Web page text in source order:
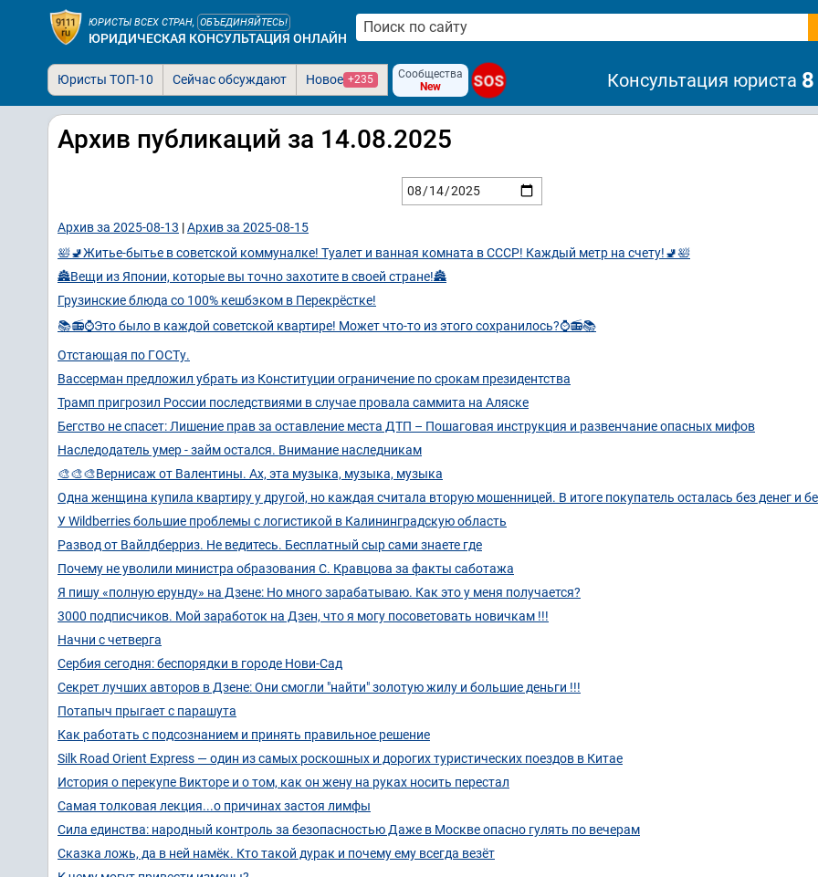
ЮРИСТЫ ВСЕХ СТРАН, ОБЪЕДИНЯЙТЕСЬ!
ЮРИДИЧЕСКАЯ КОНСУЛЬТАЦИЯ ОНЛАЙН
Юристы ТОП-10 Сейчас обсуждают Новое +235
Сообщества
New
SOS Консультация юриста
Архив публикаций за 14.08.2025
Архив за 2025-08-13 |Архив за 2025-08-15
🛀🚽Житье-бытье в советской коммуналке! Туалет и ванная комната в СССР! Каждый метр на счету!🚽🛀
🏯Вещи из Японии, которые вы точно захотите в своей стране!🏯
Грузинские блюда со 100% кешбэком в Перекрёстке!
📚📻⌚Это было в каждой советской квартире! Может что-то из этого сохранилось?⌚📻📚
Отстающая по ГОСТу.
Вассерман предложил убрать из Конституции ограничение по срокам президентства
Трамп пригрозил России последствиями в случае провала саммита на Аляске
Бегство не спасет: Лишение прав за оставление места ДТП – Пошаговая инструкция и развенчание опасных мифов
Наследодатель умер - займ остался. Внимание наследникам
🎨🎨🎨Вернисаж от Валентины. Ах, эта музыка, музыка, музыка
Одна женщина купила квартиру у другой, но каждая считала вторую мошенницей. В итоге покупатель осталась без денег и
У Wildberries большие проблемы с логистикой в Калининградскую область
Развод от Вайлдберриз. Не ведитесь. Бесплатный сыр сами знаете где
Почему не уволили министра образования С. Кравцова за факты саботажа
Я пишу «полную ерунду» на Дзене: Но много зарабатываю. Как это у меня получается?
3000 подписчиков. Мой заработок на Дзен, что я могу посоветовать новичкам !!!
Начни с четверга
Сербия сегодня: беспорядки в городе Нови-Сад
Секрет лучших авторов в Дзене: Они смогли "найти" золотую жилу и большие деньги !!!
Потапыч прыгает с парашута
Как работать с подсознанием и принять правильное решение
Silk Road Orient Express — один из самых роскошных и дорогих туристических поездов в Китае
История о перекупе Викторе и о том, как он жену на руках носить перестал
Самая толковая лекция...о причинах застоя лимфы
Сила единства: народный контроль за безопасностью Даже в Москве опасно гулять по вечерам
Сказка ложь, да в ней намёк. Кто такой дурак и почему ему всегда везёт